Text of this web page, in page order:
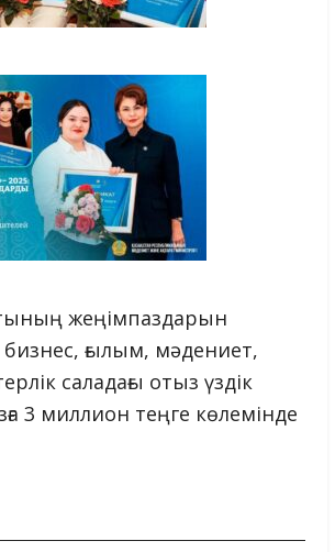
жеңімпаздарын
бизнес, ғылым, мәдениет,
саладағы отыз үздік
3 миллион теңге көлемінде